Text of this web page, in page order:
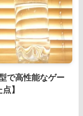
で高性能なゲー
】